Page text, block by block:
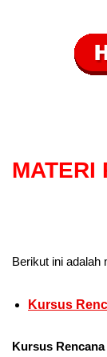
MATERI
Berikut ini adalah
Kursus
Kursus